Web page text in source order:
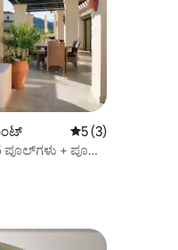
5 ರಲ್ಲಿ 5 ಸರಾಸರಿ
5 (3)
ಪೂಲ್‌ಗಳು + ಪೂರ್ಣ